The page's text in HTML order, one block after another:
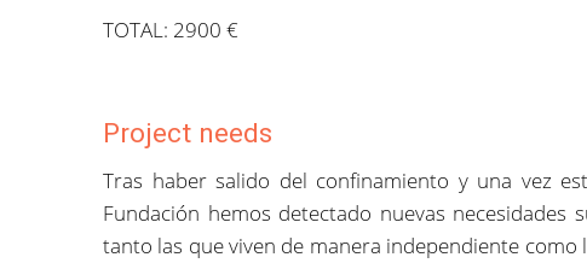
TOTAL: 2900 €
Project needs
Tras haber salido del confinamiento y una vez
Fundación hemos detectado nuevas necesidades
tanto las que viven de manera independiente